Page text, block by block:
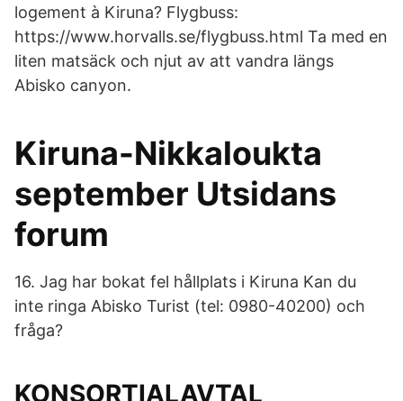
logement à Kiruna? Flygbuss:
https://www.horvalls.se/flygbuss.html Ta med en
liten matsäck och njut av att vandra längs
Abisko canyon.
Kiruna-Nikkaloukta
september Utsidans
forum
16. Jag har bokat fel hållplats i Kiruna Kan du
inte ringa Abisko Turist (tel: 0980-40200) och
fråga?
KONSORTIALAVTAL